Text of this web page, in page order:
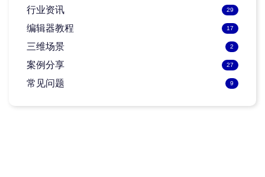
行业资讯 29
编辑器教程 17
三维场景 2
案例分享 27
常见问题 9